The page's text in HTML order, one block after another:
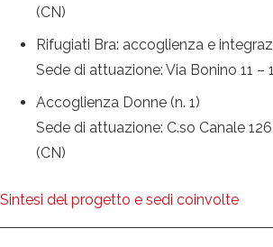
(CN)
Rifugiati Bra: accoglienza e
Sede di attuazione: Via Bonino 11 –
Accoglienza Donne (n. 1)
Sede di attuazione: C.so Canale
(CN)
Sintesi del progetto e sedi coinvolte